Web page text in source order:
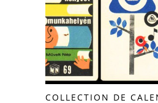
COLLECTION DE